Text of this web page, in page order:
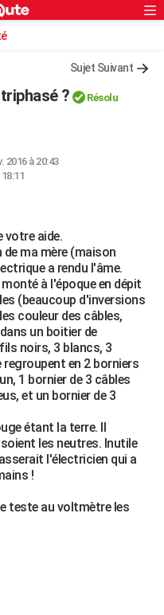
Sujet Suivant
? Résolu
2016 à 20:43
votre aide.
ma mère (maison
a rendu l'âme.
à l'époque en dépit
(beaucoup d'inversions
couleur des câbles,
un boitier de
noirs, 3 blancs, 3
regroupent en 2 borniers
1 bornier de 3 câbles
et un bornier de 3
étant la terre. Il
les neutres. Inutile
l'électricien qui a
!
teste au voltmètre les